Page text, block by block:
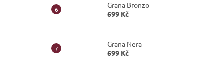
Grana Bronzo
699 Kč
Grana Nera
699 Kč